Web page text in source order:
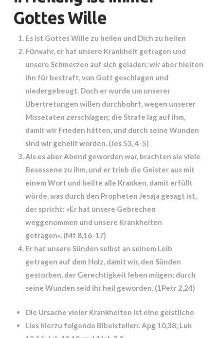
Gottes Wille
Es ist Gottes Wille zu heilen und Dich zu heilen
Fürwahr, er hat unsere Krankheit getragen und
unsere Schmerzen auf sich geladen; wir aber hielten
ihn für bestraft, von Gott geschlagen und
niedergebeugt. Doch er wurde um unserer
Übertretungen willen durchbohrt, wegen unserer
Missetaten zerschlagen; die Strafe lag auf ihm,
damit wir Frieden hätten, und durch seine Wunden
sind wir geheilt worden. (Jes 53, 4-5)
Als es aber Abend geworden war, brachten sie viele
Besessene zu ihm, und er trieb die Geister aus mit
einem Wort und heilte alle Kranken, damit erfüllt
würde, was durch den Propheten Jesaja gesagt ist,
der spricht: »Er hat unsere Gebrechen
weggenommen und unsere Krankheiten
getragen«. (Mt 8,16-17)
Er hat unsere Sünden selbst an seinem Leib
getragen auf dem Holz, damit wir, den Sünden
gestorben, der Gerechtigkeit leben mögen; durch
seine Wunden seid ihr heil geworden. (1Petr 2,24)
Die Ursache vieler Krankheiten ist eine geistliche
Lies hierzu folgende Bibelstellen: Apg 10,38; Luk